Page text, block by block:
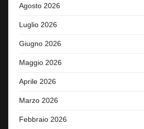
Agosto 2026
Luglio 2026
Giugno 2026
Maggio 2026
Aprile 2026
Marzo 2026
Febbraio 2026